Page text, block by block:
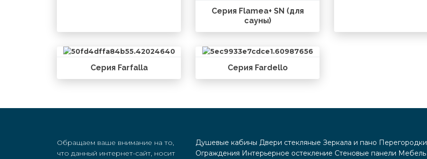
Серия Flamea+ SN (для
сауны)
Серия Farfalla Серия Fardello
Обращаем ваше внимание на то,
что данный интернет-сайт, носит
Душевые кабины Двери стекляные Зеркала и пано Перегородки
Ограждения Интерьерное остекление Стеновые панели Мебель